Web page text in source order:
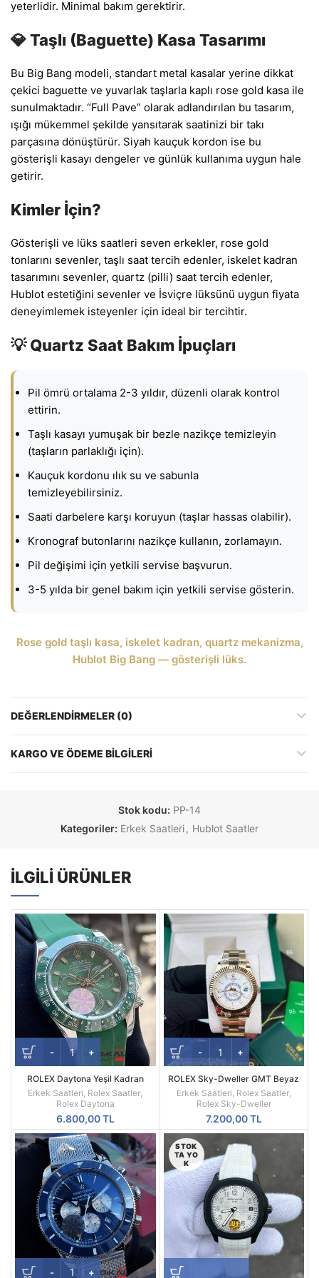
yeterlidir. Minimal bakım gerektirir.
💎 Taşlı (Baguette) Kasa Tasarımı
Bu Big Bang modeli, standart metal kasalar yerine dikkat
çekici baguette ve yuvarlak taşlarla kaplı rose gold kasa ile
sunulmaktadır. “Full Pave” olarak adlandırılan bu tasarım,
ışığı mükemmel şekilde yansıtarak saatinizi bir takı
parçasına dönüştürür. Siyah kauçuk kordon ise bu
gösterişli kasayı dengeler ve günlük kullanıma uygun hale
getirir.
Kimler İçin?
Gösterişli ve lüks saatleri seven erkekler, rose gold
tonlarını sevenler, taşlı saat tercih edenler, iskelet kadran
tasarımını sevenler, quartz (pilli) saat tercih edenler,
Hublot estetiğini sevenler ve İsviçre lüksünü uygun fiyata
deneyimlemek isteyenler için ideal bir tercihtir.
💡 Quartz Saat Bakım İpuçları
Pil ömrü ortalama 2-3 yıldır, düzenli olarak kontrol
ettirin.
Taşlı kasayı yumuşak bir bezle nazikçe temizleyin
(taşların parlaklığı için).
Kauçuk kordonu ılık su ve sabunla
temizleyebilirsiniz.
Saati darbelere karşı koruyun (taşlar hassas olabilir).
Kronograf butonlarını nazikçe kullanın, zorlamayın.
Pil değişimi için yetkili servise başvurun.
3-5 yılda bir genel bakım için yetkili servise gösterin.
Rose gold taşlı kasa, iskelet kadran, quartz mekanizma,
Hublot Big Bang — gösterişli lüks.
DEĞERLENDIRMELER (0)
KARGO VE ÖDEME BILGILERI
Stok kodu: PP-14
Kategoriler: Erkek Saatleri , Hublot Saatler
İLGILI ÜRÜNLER
ROLEX Daytona Yeşil Kadran
Silikon Kordon
Erkek Saatleri, Rolex Saatler,
Rolex Daytona
6.800,00TL
ROLEX Sky-Dweller GMT Beyaz
Kadran Sarı Kasa Erkek Saati
Erkek Saatleri, Rolex Saatler,
Rolex Sky-Dweller
7.200,00TL
STOK
TA YO
K